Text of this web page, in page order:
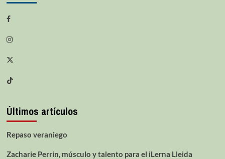
Últimos artículos
Repaso veraniego
Zacharie Perrin, músculo y talento para el iLerna Lleida